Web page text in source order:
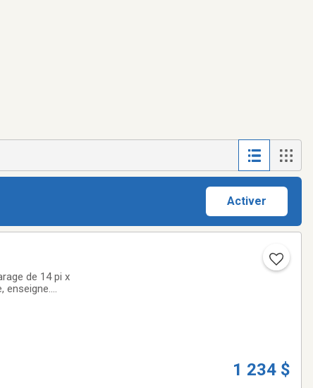
Activer
de 14 pi x
enseigne.
1 234 $